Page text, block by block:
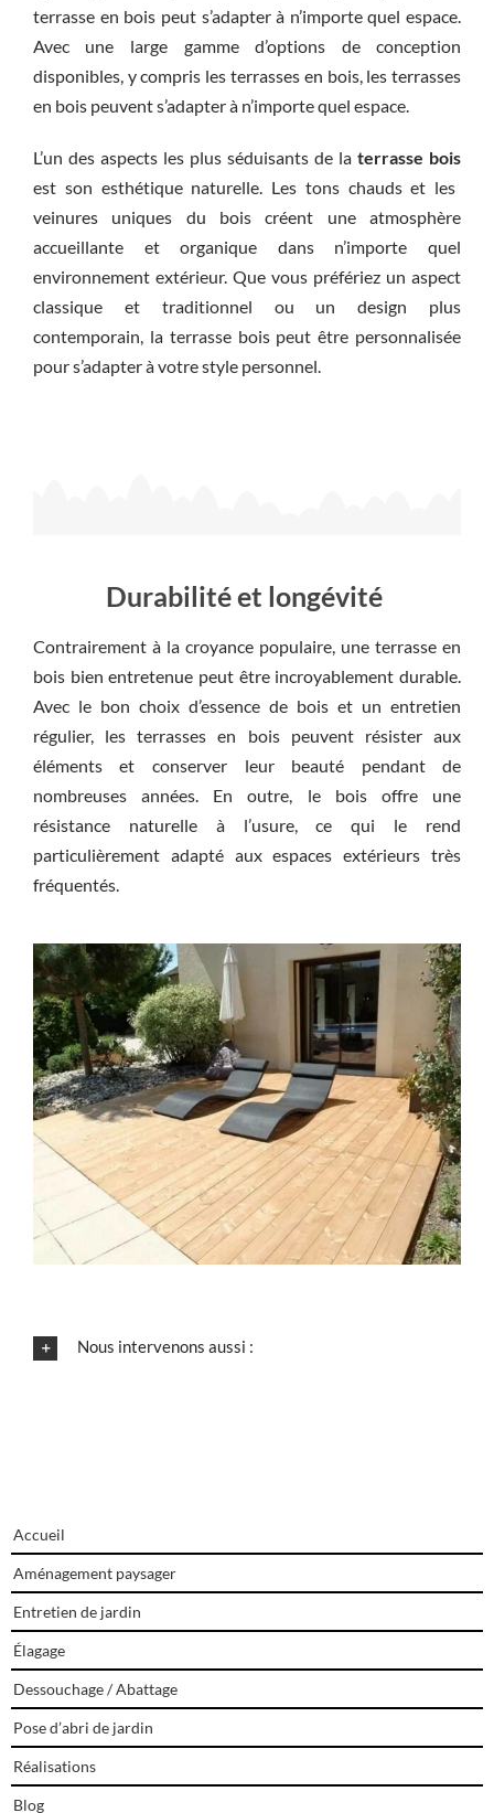
terrasse en bois peut s’adapter à n’importe quel espace.
Avec une large gamme d’options de conception
disponibles, y compris les terrasses en bois, les terrasses
en bois peuvent s’adapter à n’importe quel espace.
L’un des aspects les plus séduisants de laterrasse bois
est son esthétique naturelle. Les tons chauds et les
veinures uniques du bois créent une atmosphère
accueillante et organique dans n’importe quel
environnement extérieur. Que vous préfériez un aspect
classique et traditionnel ou un design plus
contemporain, la terrasse bois peut être personnalisée
pour s’adapter à votre style personnel.
Durabilité et longévité
Contrairement à la croyance populaire, une terrasse en
bois bien entretenue peut être incroyablement durable.
Avec le bon choix d’essence de bois et un entretien
régulier, les terrasses en bois peuvent résister aux
éléments et conserver leur beauté pendant de
nombreuses années. En outre, le bois offre une
résistance naturelle à l’usure, ce qui le rend
particulièrement adapté aux espaces extérieurs très
fréquentés.
Nous intervenons aussi :
Accueil
Aménagement paysager
Entretien de jardin
Élagage
Dessouchage / Abattage
Pose d’abri de jardin
Réalisations
Blog